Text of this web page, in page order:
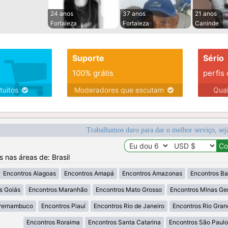
24 anos
Fortaleza
37 anos
Fortaleza
21 anos
Caninde
Suporte
100% grátis
Moderadores que escutam
Sério
perfis
Trabalhamos duro para dar o melhor serviço,
nas áreas de: Brasil
Encontros Alagoas Encontros Amapá Encontros Amazonas Encontros
Goiás Encontros Maranhão Encontros Mato Grosso Encontros Minas
Encontros Piauí Encontros Rio de Janeiro Encontros Rio
Encontros Roraima Encontros Santa Catarina Encontros São Paulo